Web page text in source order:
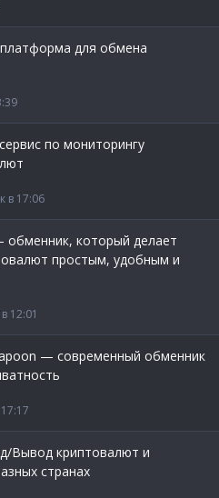
для обмена
по мониторингу
в 17:06
обменник, который делает
простым, удобным и
12:01
— современный обменник
Вывод криптовалют и
странах